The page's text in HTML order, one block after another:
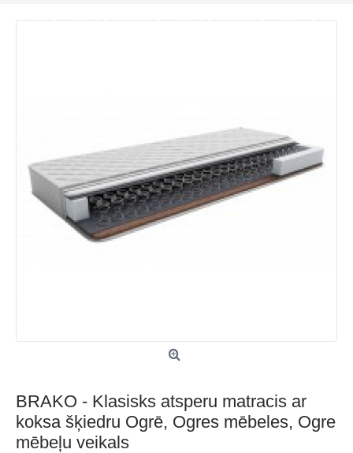
BRAKO - Klasisks atsperu matracis ar
koksa šķiedru Ogrē, Ogres mēbeles, Ogre
mēbeļu veikals